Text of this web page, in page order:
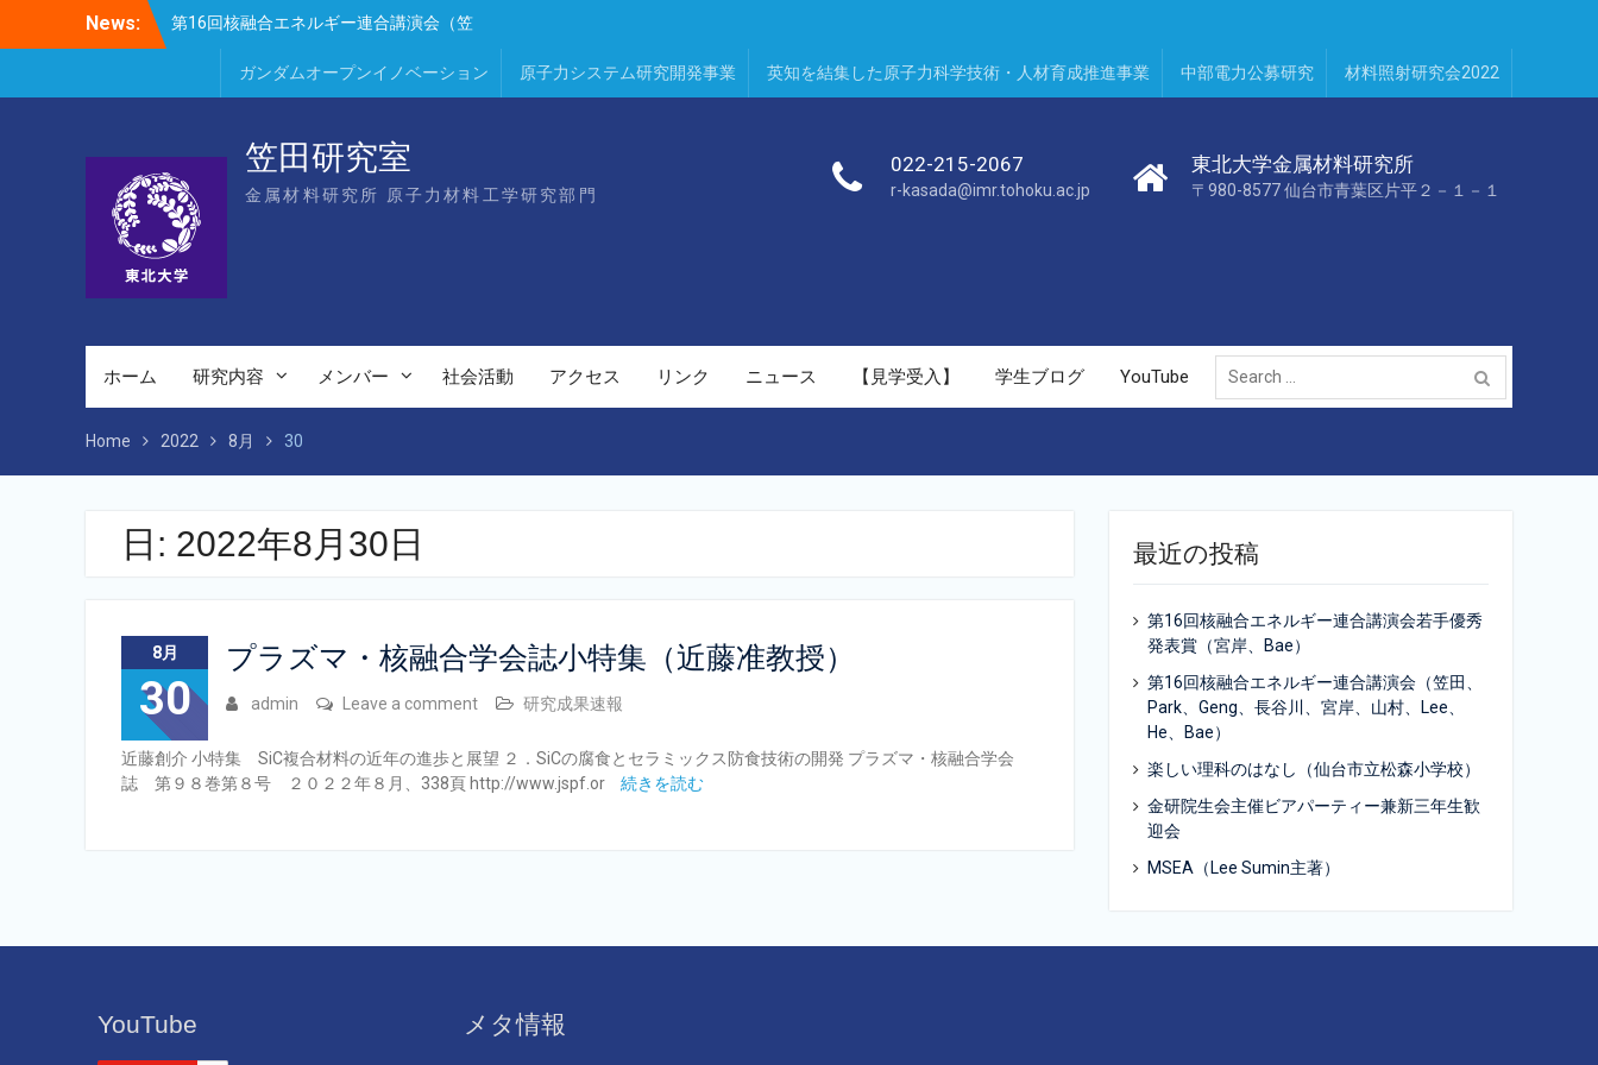
News:
第16回核融合エネルギー連合講演会（笠
田、Park、Geng、長谷川、宮岸、山村、
Lee、He、Bae）
楽しい理科のはなし（仙台市立松森小学
第16回核融合エネルギー連合講演会若手優
秀発表賞（宮岸、Bae）
ガンダムオープンイノベーション 原子力システム研究開発事業 英知を結集した原子力科学技術・人材育成推進事業 中部電力公募研究 材料照射研究会2022
笠田研究室
金属材料研究所 原子力材料工学研究部門
022-215-2067
r-kasada@imr.tohoku.ac.jp
東北大学金属材料研究所
〒980-8577 仙台市青葉区片平２－１－１
ホーム 研究内容 メンバー 社会活動 アクセス リンク ニュース 【見学受入】 学生ブログ YouTube
Search
for:
Home 2022 8月 30
日: 2022年8月30日
8月
30
プラズマ・核融合学会誌小特集（近藤准教授）
admin Leave a comment 研究成果速報
近藤創介 小特集 SiC複合材料の近年の進歩と展望 ２．SiCの腐食とセラミックス防食技術の開発 プラズマ・核融合学会
誌 第９８巻第８号 ２０２２年８月、338頁 http://www.jspf.or
続きを読む
最近の投稿
第16回核融合エネルギー連合講演会若手優秀
発表賞（宮岸、Bae）
第16回核融合エネルギー連合講演会（笠田、
Park、Geng、長谷川、宮岸、山村、Lee、
He、Bae）
楽しい理科のはなし（仙台市立松森小学校）
金研院生会主催ビアパーティー兼新三年生歓
迎会
MSEA（Lee Sumin主著）
YouTube メタ情報